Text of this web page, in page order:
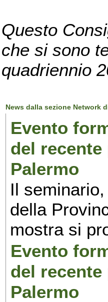
Questo
che si sono
quadriennio
News dalla sezione Network
Evento
del
Palermo
Il
della
mostra si
Evento
del
Palermo